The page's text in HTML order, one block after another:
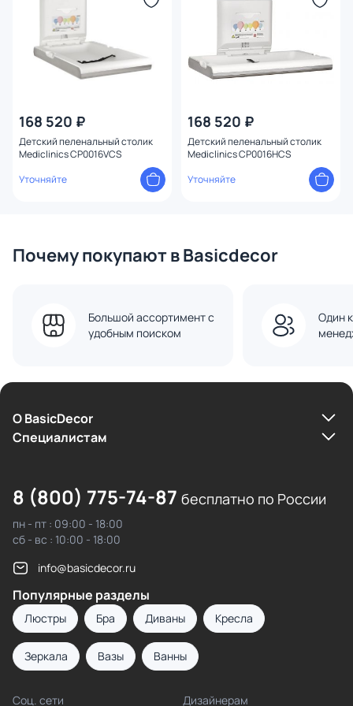
168 520 ₽
Детский пеленальный столик
Mediclinics CP0016VCS
Уточняйте
168 520 ₽
Детский пеленальный столик
Mediclinics CP0016HCS
Уточняйте
Почему покупают в Basicdecor
Большой ассортимент с
удобным поиском
Один
О BasicDecor
Cпециалистам
8 (800) 775-74-87 бесплатно по России
пн - пт : 09:00 - 18:00
сб - вс : 10:00 - 18:00
info@basicdecor.ru
Популярные разделы
Люстры Бра Диваны Кресла
Зеркала Вазы Ванны
Соц. сети Дизайнерам